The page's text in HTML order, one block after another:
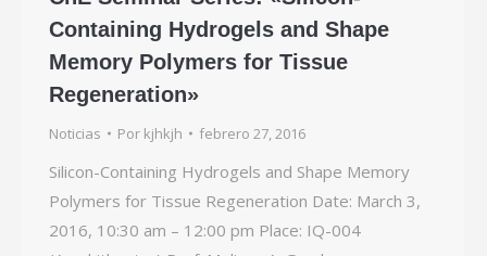
Containing Hydrogels and Shape
Memory Polymers for Tissue
Regeneration»
Noticias Por kjhkjh febrero 27, 2016
Silicon-Containing Hydrogels and Shape Memory
Polymers for Tissue Regeneration Date: March 3,
2016, 10:30 am – 12:00 pm Place: IQ-004